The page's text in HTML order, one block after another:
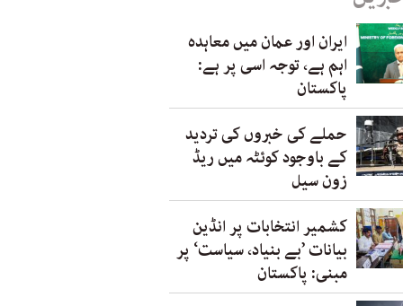
ایران اور عمان میں معاہدہ
اہم ہے، توجہ اسی پر ہے:
پاکستان
حملے کی خبروں کی تردید
کے باوجود کوئٹہ میں ریڈ
زون سیل
کشمیر انتخابات پر انڈین
بیانات ’بے بنیاد، سیاست‘ پر
مبنی: پاکستان